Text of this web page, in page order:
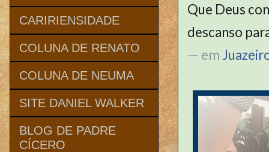
Que Deus
descanso
— em
CARIRIENSIDADE
COLUNA DE RENATO
COLUNA DE NEUMA
SITE DANIEL WALKER
BLOG DE PADRE
CÍCERO